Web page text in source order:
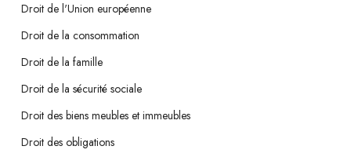
Droit de l'Union européenne
Droit de la consommation
Droit de la famille
Droit de la sécurité sociale
Droit des biens meubles et immeubles
Droit des obligations